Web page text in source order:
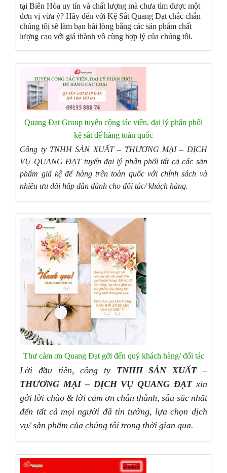
tại Biên Hòa uy tín và chất lượng mà chưa tìm được một
đơn vị vừa ý? Hãy đến với Kệ Sắt Quang Đạt chắc chắn
chúng tôi sẽ làm bạn hài lòng bằng các sản phẩm chất
lượng cao với giá thành vô cùng hợp lý của chúng tôi.
Quang Đạt Group tuyển cộng tác viên, đại lý phân phối
kệ sắt để hàng toàn quốc
Công ty TNHH SẢN XUẤT – THƯƠNG MẠI – DỊCH
VỤ QUANG ĐẠT tuyển đại lý phân phối tất cả các sản
phẩm giá kệđể hàng trêntoàn quốcvới chính sách và
nhiềuưu đãi hấp dẫn dành cho đối tác/ khách hàng.
Thư cảm ơn Quang Đạt gởi đến quý khách hàng/ đối tác
Lời đầu tiên, công ty TNHH SẢN XUẤT –
THƯƠNG MẠI – DỊCH VỤ QUANG ĐẠTxin
gởi lời chào & lời cảm ơn chân thành, sâu sắc nhất
đến tất cả mọi người đã tin tưởng, lựa chọn dịch
vụ/ sản phẩm của chúng tôi trong thời gian qua.